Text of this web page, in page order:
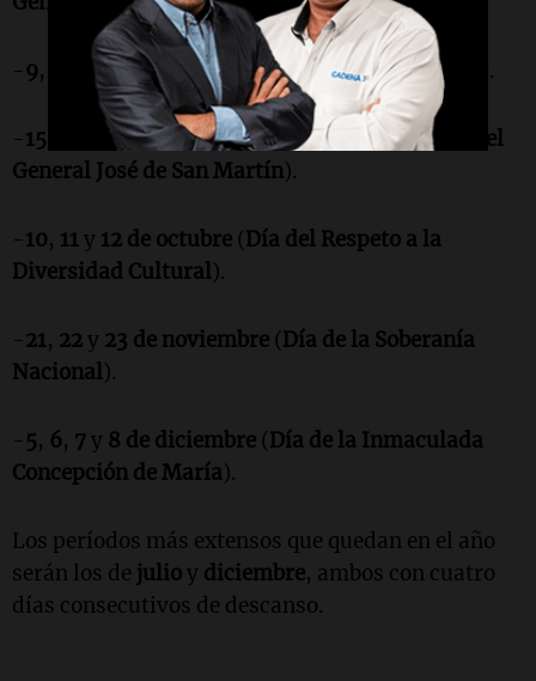
-9, 11y12 de julio Día de la Independencia ).
-15 17 de agosto(Paso a la Inmortalidad del
General José de San Martín).
-10, 11y 12 de octubre (Día del Respeto a la
Diversidad Cultural).
-21, 22y 23 de noviembre (Día de la Soberanía
Nacional).
-5, 6, 7y 8 de diciembre (Día de la Inmaculada
Concepción de María).
Los períodos más extensos que quedan en el año
serán los de julioy diciembre, ambos con cuatro
días consecutivos de descanso.